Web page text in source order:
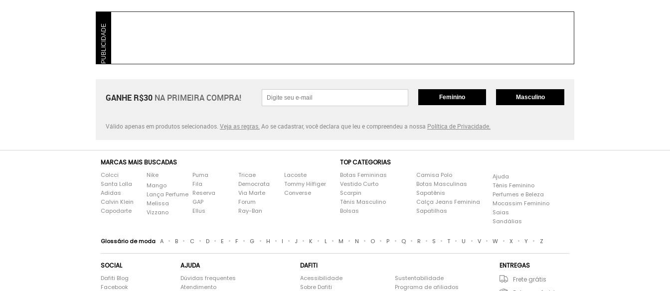
PUBLICIDADE
GANHE R$30 NA PRIMEIRA COMPRA! Feminino Masculino
Válido apenas em produtos selecionados. Veja as regras. Ao se cadastrar, você declara que leu e compreendeu a nossa Política de Privacidade.
MARCAS MAIS BUSCADAS
Colcci
Santa Lolla
Adidas
Calvin Klein
Capodarte
Nike
Mango
Lança Perfume
Melissa
Vizzano
Puma
Fila
Reserva
GAP
Ellus
Tricae
Democrata
Via Marte
Forum
Ray-Ban
Lacoste
Tommy Hilfiger
Converse
TOP CATEGORIAS
Botas Femininas
Vestido Curto
Scarpin
Tênis Masculino
Bolsas
Camisa Polo
Botas Masculinas
Sapatênis
Calça Jeans Feminina
Sapatilhas
Ajuda
Tênis Feminino
Perfumes e Beleza
Mocassim Feminino
Saias
Sandálias
Glossário de moda A • B • C • D • E • F • G • H • I • J • K • L • M • N • O • P • Q • R • S • T • U • V • W • X • Y • Z
SOCIAL
Dafiti Blog
Facebook
AJUDA
Dúvidas frequentes
Atendimento
DAFITI
Acessibilidade
Sobre Dafiti
Sustentabilidade
Programa de afiliados
ENTREGAS
Frete grátis